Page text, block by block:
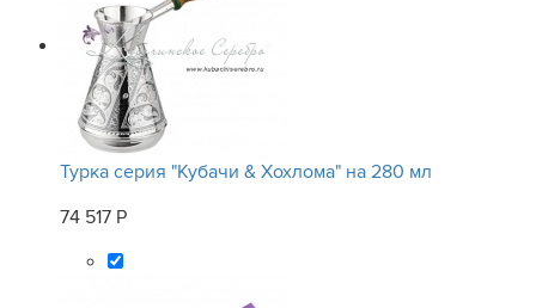
Турка серия "Кубачи & Хохлома" на 280 мл
74 517 Р